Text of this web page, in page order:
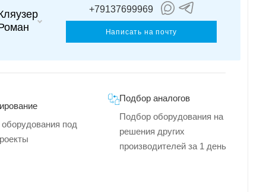
+79137699969
Написать на почту
под
Подбор аналогов
Подбор оборудования на
решения других
производителей за 1 день